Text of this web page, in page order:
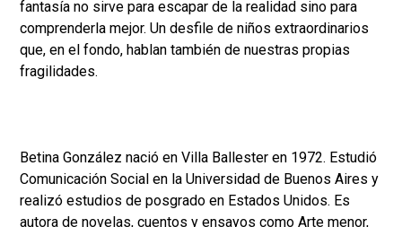
fantasía no sirve para escapar de la realidad sino para
comprenderla mejor. Un desfile de niños extraordinarios
que, en el fondo, hablan también de nuestras propias
fragilidades.
Betina González nació en Villa Ballester en 1972. Estudió
Comunicación Social en la Universidad de Buenos Aires y
realizó estudios de posgrado en Estados Unidos. Es
autora de novelas, cuentos y ensayos como Arte menor,